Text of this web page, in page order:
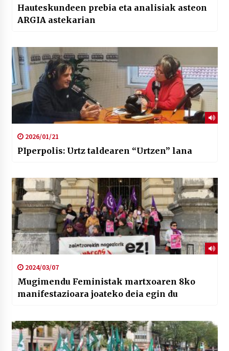
Hauteskundeen prebia eta analisiak asteon
ARGIA astekarian
2026/01/21
PIperpolis: Urtz taldearen “Urtzen” lana
2024/03/07
Mugimendu Feministak martxoaren 8ko
manifestazioara joateko deia egin du